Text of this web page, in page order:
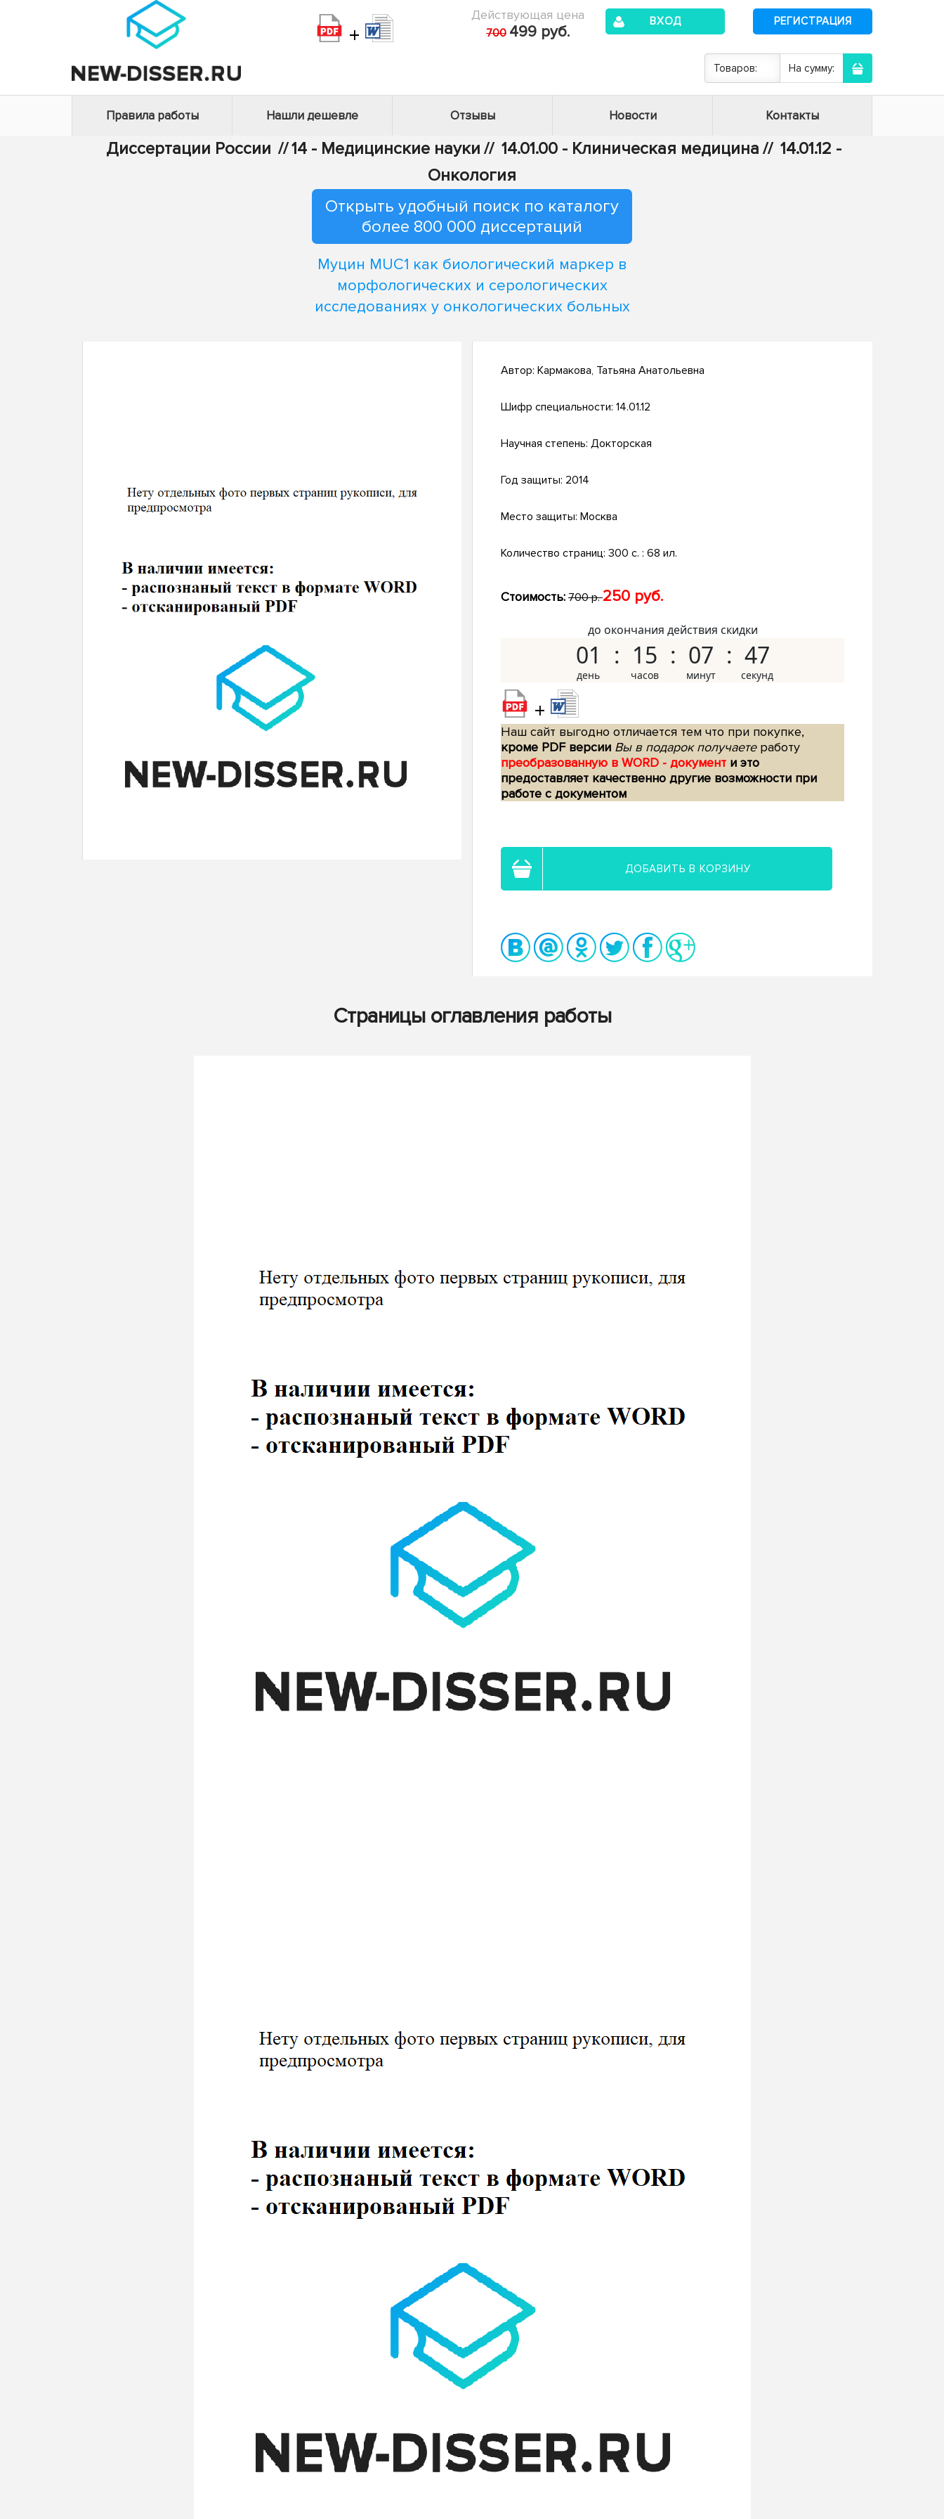
+
Действующая цена
700 499 руб.
ВХОД РЕГИСТРАЦИЯ
Товаров: На сумму:
Правила работы Нашли дешевле Отзывы Новости Контакты
Диссертации России //14 - Медицинские науки // 14.01.00 - Клиническая медицина // 14.01.12 -
Онкология
Открыть удобный поиск по каталогу
более 800 000 диссертаций
Муцин MUC1 как биологический маркер в
морфологических и серологических
исследованиях у онкологических больных
Автор: Кармакова, Татьяна Анатольевна
Шифр специальности: 14.01.12
Научная степень: Докторская
Год защиты: 2014
Место защиты: Москва
Количество страниц: 300 с. : 68 ил.
Стоимость: 700 р.250 руб.
до окончания действия скидки
01 15 07 46
+
Наш сайт выгодно отличается тем что при покупке,
кроме PDF версии Вы в подарок получаетеработу
преобразованную в WORD - документ и это
предоставляет качественно другие возможности при
работе с документом
ДОБАВИТЬ В КОРЗИНУ
Страницы оглавления работы